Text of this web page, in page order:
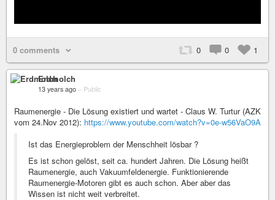
0 comments 0 0 1
Erdmolch
13 years ago – Public
Raumenergie - Die Lösung existiert und wartet - Claus W. Turtur (AZK
vom 24.Nov 2012): https://www.youtube.com/watch?v=0e-w56VaO9A
Ist das Energieproblem der Menschheit lösbar ?
Es ist schon gelöst, seit ca. hundert Jahren. Die Lösung heißt
Raumenergie, auch Vakuumfeldenergie. Funktionierende
Raumenergie-Motoren gibt es auch schon. Aber aber das
Wissen ist nicht weit verbreitet.